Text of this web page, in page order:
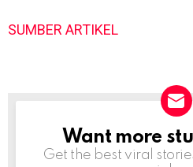
SUMBER ARTIKEL
NEWSLETTER
Want more
Get the best viral